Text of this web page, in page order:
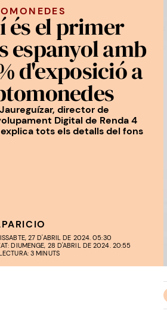
és el primer
espanyol amb
d'exposició a
director de
Digital de Renda 4
tots els detalls del fons
27 D'ABRIL DE 2024. 05:30
DIUMENGE, 28 D'ABRIL DE 2024. 20:55
3 MINUTS